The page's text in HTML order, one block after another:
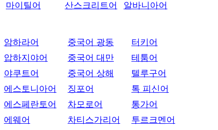
마이틸어
산스크리트어
알바니아어
암하라어
압하지야어
야쿠트어
에스토니아어
에스페란토어
에웨어
중국어 광동
중국어 대만
중국어 상해
징포어
차모로어
차티스가리어
터키어
테툼어
텔루구어
톡 피신어
통가어
투르크멘어